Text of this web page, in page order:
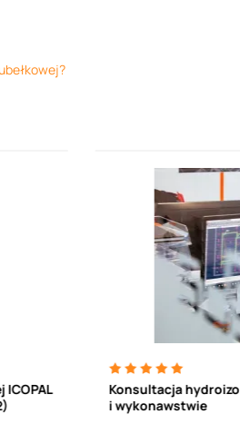
Konsultacja
i wykonawstwie